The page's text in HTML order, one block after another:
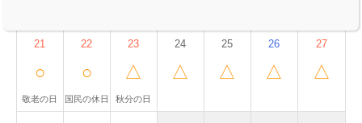
21
○
敬老の日
22
○
国民の休日
23
△
秋分の日
24
△
25
△
26
△
27
△